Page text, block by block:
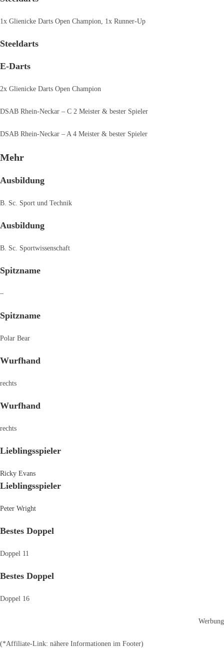
1x Glienicke Darts Open Champion, 1x Runner-Up
Steeldarts
E-Darts
2x Glienicke Darts Open Champion
DSAB Rhein-Neckar – C 2 Meister & bester Spieler
DSAB Rhein-Neckar – A 4 Meister & bester Spieler
Mehr
Ausbildung
B. Sc. Sport und Technik
Ausbildung
B. Sc. Sportwissenschaft
Spitzname
–
Spitzname
Polar Bear
Wurfhand
rechts
Wurfhand
rechts
Lieblingsspieler
Ricky Evans
Lieblingsspieler
Peter Wright
Bestes Doppel
Doppel 11
Bestes Doppel
Doppel 16
Werbung
(*Affiliate-Link: nähere Informationen im Footer)